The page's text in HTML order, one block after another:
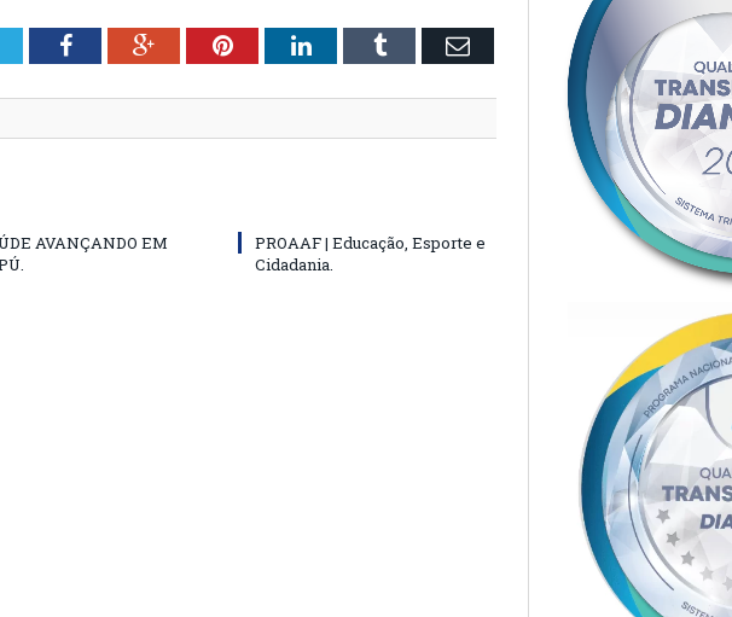
FacebookGoogle+PinterestLinkedInTumblr Email
AVANÇANDO EM
PROAAF | Educação, Esporte e
Cidadania.